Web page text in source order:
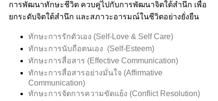
การพัฒนาทักษะชีวิต ควบคู่ไปกับการพัฒนาจิตใต้สำนึก เพื่อ
ยกระดับจิตใต้สำนึก และสภาวะอารมณ์ในชีวิตอย่างยั่งยืน
ทักษะการรักตัวเอง (Self-Love & Self Care)
ทักษะการนับถือตนเอง (Self-Esteem)
ทักษะการสื่อสาร (Effective Communication)
ทักษะการสื่อสารอย่างมั่นใจ (Affirmative
Communication)
ทักษะการจัดการความขัดแย้ง (Conflict Resolution)